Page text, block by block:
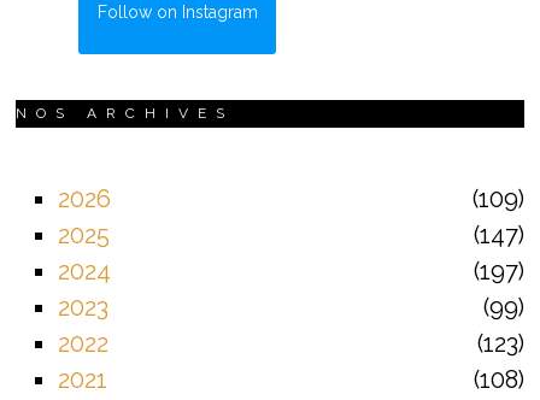
Follow on Instagram
NOS ARCHIVES
2026
109
2025
147
2024
197
2023
99
2022
123
2021
108